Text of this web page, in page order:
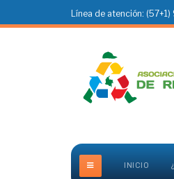
Línea de atención:
INICIO